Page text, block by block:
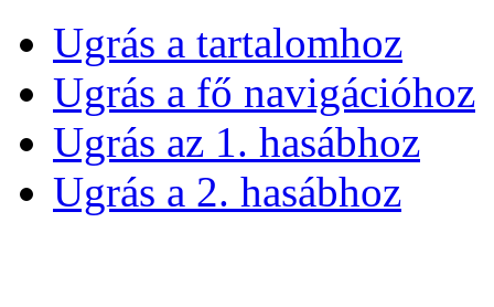
Ugrás a tartalomhoz
Ugrás a fő navigációhoz
Ugrás az 1. hasábhoz
Ugrás a 2. hasábhoz